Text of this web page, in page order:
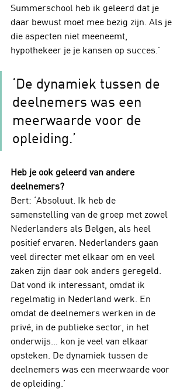
Summerschool heb ik geleerd dat je
daar bewust moet mee bezig zijn. Als je
die aspecten niet meeneemt,
hypothekeer je je kansen op succes.’
‘De dynamiek tussen de
deelnemers was een
meerwaarde voor de
opleiding.’
Heb je ook geleerd van andere
deelnemers?
Bert: ‘Absoluut. Ik heb de
samenstelling van de groep met zowel
Nederlanders als Belgen, als heel
positief ervaren. Nederlanders gaan
veel directer met elkaar om en veel
zaken zijn daar ook anders geregeld.
Dat vond ik interessant, omdat ik
regelmatig in Nederland werk. En
omdat de deelnemers werken in de
privé, in de publieke sector, in het
onderwijs… kon je veel van elkaar
opsteken. De dynamiek tussen de
deelnemers was een meerwaarde voor
de opleiding.’